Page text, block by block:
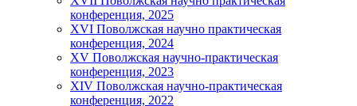
конференция, 2025
XVI Поволжская научно практическая
конференция, 2024
ХV Поволжская научно-практическая
конференция, 2023
ХIV Поволжская научно-практическая
конференция, 2022